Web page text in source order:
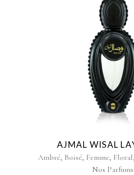
AJMAL WISAL
Ambré, Boisé, Femme, Floral,
Nos Parfums